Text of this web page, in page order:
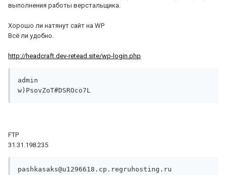
выполнения работы верстальщика.
Хорошо ли натянут сайт на WP
Всё ли удобно.
http://headcraft.dev-retead.site/wp-login.php
admin
w)PsovZoT#DSROco7L
FTP
31.31.198.235
pashkasaks@u1296618.cp.regruhosting.ru